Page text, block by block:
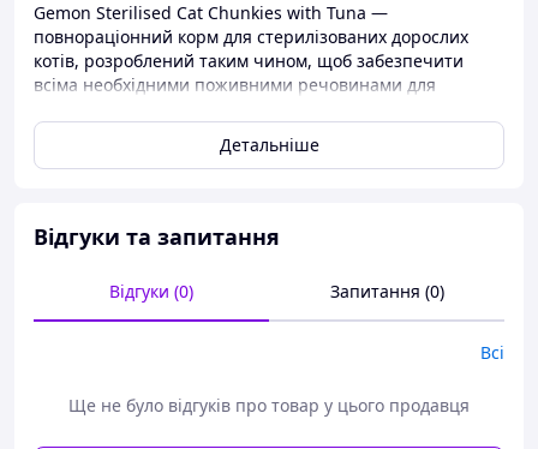
Gemon Sterilised Cat Chunkies with Tuna —
повнораціонний корм для стерилізованих дорослих
котів, розроблений таким чином, щоб забезпечити
всіма необхідними поживними речовинами для
GEMON HIGH PREMIUM QUALITY — це лінія
повноцінних кормів для домашніх тварин. з якісними
адаптовані до різного віку та способу життя тварин. Без
додавання штучних барвників і консервантів. Зроблено
Детальніше
Відгуки та запитання
Відгуки (0) Запитання (0)
Всі
Ще не було відгуків про товар у цього продавця